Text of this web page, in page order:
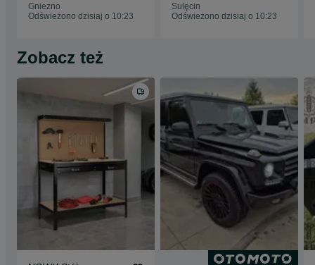
Gniezno
Odświeżono dzisiaj o 10:23
Sulęcin
Odświeżono dzisiaj o 10:23
Zobacz też